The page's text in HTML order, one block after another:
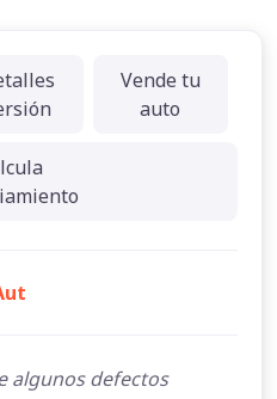
Vende tu
auto
algunos defectos